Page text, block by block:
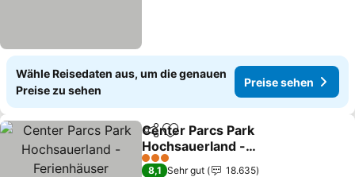
Wähle Reisedaten aus, um die genauen
Preise zu sehen
Preise sehen
TeilenZu Favoriten hinzufügen
Center Parcs Park
Hochsauerland -
Ferienhäuser
Preise sehen
3 Sterne
8,1 Sehr gut
18.635